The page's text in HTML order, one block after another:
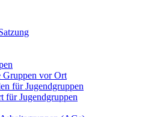
Gruppen vor Ort
für Jugendgruppen
für Jugendgruppen